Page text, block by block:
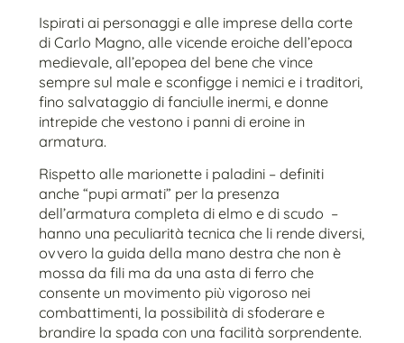
Ispirati ai personaggi e alle imprese della corte
di Carlo Magno, alle vicende eroiche dell’epoca
medievale, all’epopea del bene che vince
sempre sul male e sconfigge i nemici e i traditori,
fino salvataggio di fanciulle inermi, e donne
intrepide che vestono i panni di eroine in
armatura.
Rispetto alle marionette i paladini – definiti
anche “pupi armati” per la presenza
dell’armatura completa di elmo e di scudo –
hanno una peculiarità tecnica che li rende diversi,
ovvero la guida della mano destra che non è
mossa da fili ma da una asta di ferro che
consente un movimento più vigoroso nei
combattimenti, la possibilità di sfoderare e
brandire la spada con una facilità sorprendente.